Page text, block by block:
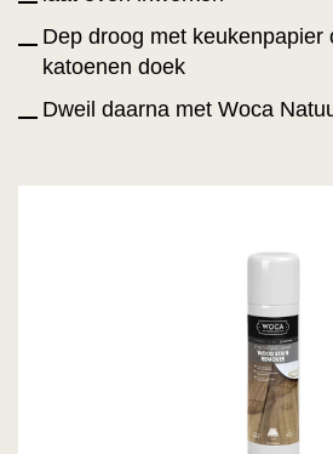
Dep droog met keukenpapier
katoenen doek
Dweil daarna met Woca